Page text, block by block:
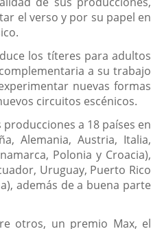
el verso y por su papel en
los títeres para adultos
a su trabajo
nuevas formas
circuitos escénicos.
a 18 países en
Alemania, Austria, Italia,
Polonia y Croacia),
Uruguay, Puerto Rico
además de a buena parte
otros, un premio Max, el